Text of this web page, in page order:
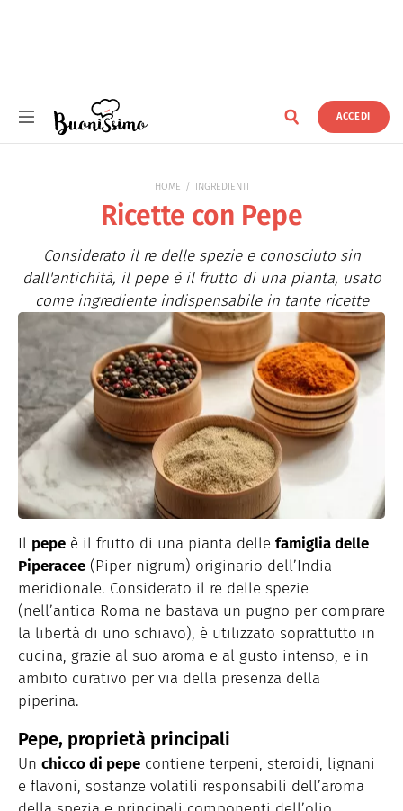
ACCEDI
HOME INGREDIENTI
Ricette con Pepe
Considerato il re delle spezie e conosciuto sin
dall'antichità, il pepe è il frutto di una pianta, usato
come ingrediente indispensabile in tante ricette
Il pepe è il frutto di una pianta delle famiglia delle
Piperacee (Piper nigrum) originario dell’India
meridionale. Considerato il re delle spezie
(nell’antica Roma ne bastava un pugno per comprare
la libertà di uno schiavo), è utilizzato soprattutto in
cucina, grazie al suo aroma e al gusto intenso, e in
ambito curativo per via della presenza della
piperina.
Pepe, proprietà principali
Un chicco di pepe contiene terpeni, steroidi, lignani
e flavoni, sostanze volatili responsabili dell’aroma